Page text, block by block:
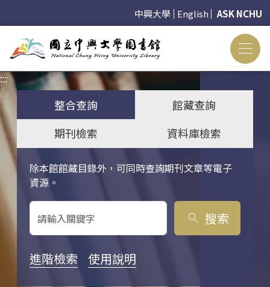
中興大學 English ASK NCHU
:::
整合查詢
館藏查詢
期刊檢索
資料庫檢索
除本館館藏目錄外，可同時查詢期刊文章等電子
資源。
關鍵字搜尋
search 搜索
進階檢索 使用說明